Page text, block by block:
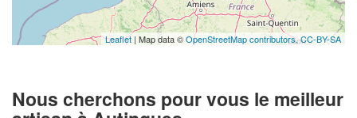
Leaflet| Map data ©OpenStreetMap contributors,CC-BY-SA
Nous cherchons pour vous le meilleur